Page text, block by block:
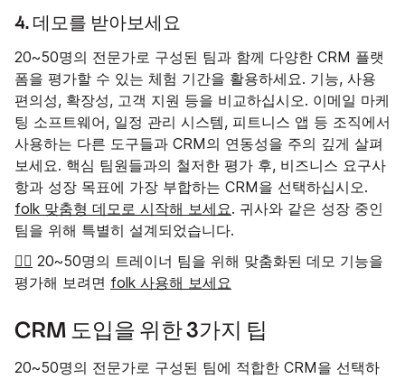
4. 데모를 받아보세요
20~50명의 전문가로 구성된 팀과 함께 다양한 CRM 플랫
폼을 평가할 수 있는 체험 기간을 활용하세요. 기능, 사용
편의성, 확장성, 고객 지원 등을 비교하십시오. 이메일 마케
팅 소프트웨어, 일정 관리 시스템, 피트니스 앱 등 조직에서
사용하는 다른 도구들과 CRM의 연동성을 주의 깊게 살펴
보세요. 핵심 팀원들과의 철저한 평가 후, 비즈니스 요구사
항과 성장 목표에 가장 부합하는 CRM을 선택하십시오.
folk 맞춤형 데모로 시작해 보세요. 귀사와 같은 성장 중인
팀을 위해 특별히 설계되었습니다.
👉🏼 20~50명의 트레이너 팀을 위해 맞춤화된 데모 기능을
평가해 보려면 folk 사용해 보세요
CRM 도입을 위한 3가지 팁
20~50명의 전문가로 구성된 팀에 적합한 CRM을 선택하